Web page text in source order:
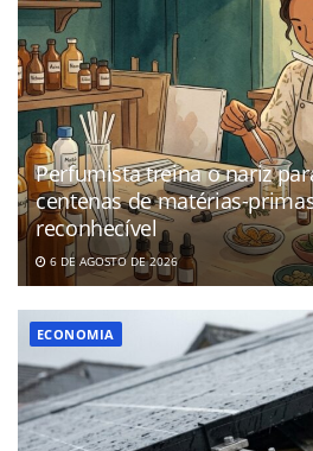
Perfumista treina o nariz
centenas de matérias-
reconhecível
6 DE AGOSTO DE 2026
ECONOMIA